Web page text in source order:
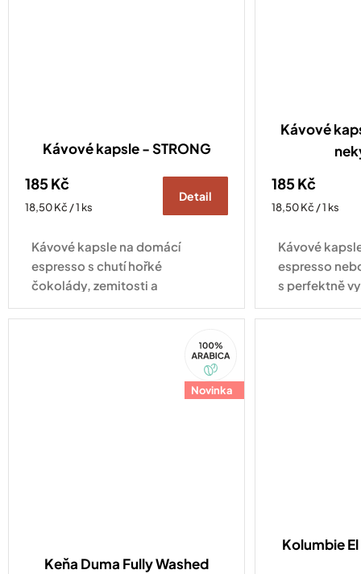
Kávové kapsle - STRONG
185 Kč
Měrná
18,50 Kč / 1 ks
Detail
Kávové kapsle na domácí
espresso s chutí hořké
čokolády, zemitosti a
jemným kouřovým nádechem.
Kompatibilní se všemi druhy
kávovarů standardu Nespresso
Kávové
185 Kč
Měrná
18,50 Kč / 1 ks
Kávové
espresso
s perfektně
chutí ořechů
Kompatibilní
Novinka
Arabica
Keňa Duma Fully Washed
Kolumbie